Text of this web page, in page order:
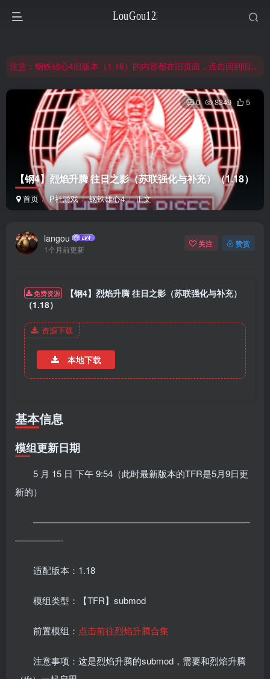
非常抱歉，节假日晚上服务器爆满，建议避开高峰时段访问。
注意：钢铁雄心4旧版本（1.16）的内容都在旧页面，点击回到旧版页面前往，网址：3yc.top
非常抱歉，节假日晚上服务器爆满，建议避开高峰时段访问。
网站合并公告：旧网页langou123.com的内容将搬迁到本页面，本页面后续可通过langou123.com和www.langou123.com访问。旧网页可通过3yc.top访问。
【钢4】烈焰升腾 往日之影（苏联强化与补充）（1.18）
首页 P社游戏 钢铁雄心4 正文
0 8349 5
langou
1个月前更新
关注 赞赏
免费资源
【钢4】烈焰升腾 往日之影（苏联强化与补充）
（1.18）
资源下载
本地下载
基本信息
模组更新日期
5 月 15 日 下午 9:54（此时最新版本的TFR是5月9日更
新的）
————————————————————————
—————-
适配版本：1.18
模组类型：【TFR】submod
前置模组： 点击前往烈焰升腾合集
注意事项：这是烈焰升腾的submod，需要和烈焰升腾